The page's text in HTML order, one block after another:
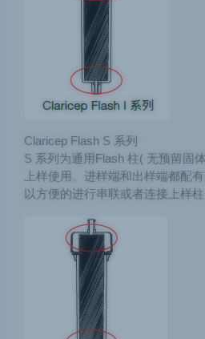
Claricep Flash S 系列
S 系列为通用Flash 柱( 无预留固
上样使用。进样端和出样端都配
以方便的进行串联或者连接上样柱